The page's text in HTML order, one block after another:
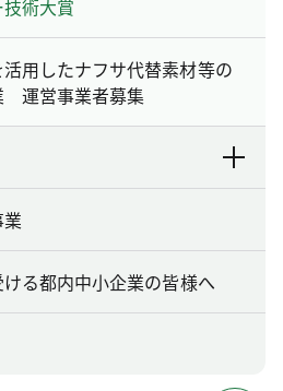
術大賞
用したナフサ代替素材等の
運営事業者募集
る都内中小企業の皆様へ